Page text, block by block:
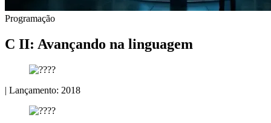
Programação
C II: Avançando na linguagem
| Lançamento: 2018